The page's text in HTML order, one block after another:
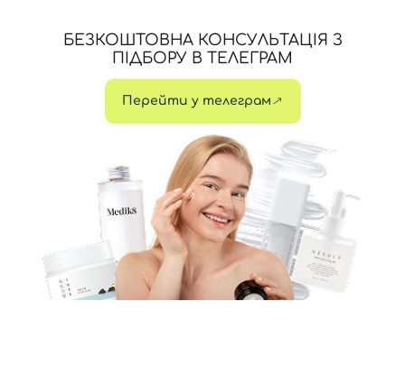
БЕЗКОШТОВНА КОНСУЛЬТАЦІЯ З
ПІДБОРУ В ТЕЛЕГРАМ
Перейти у телеграм